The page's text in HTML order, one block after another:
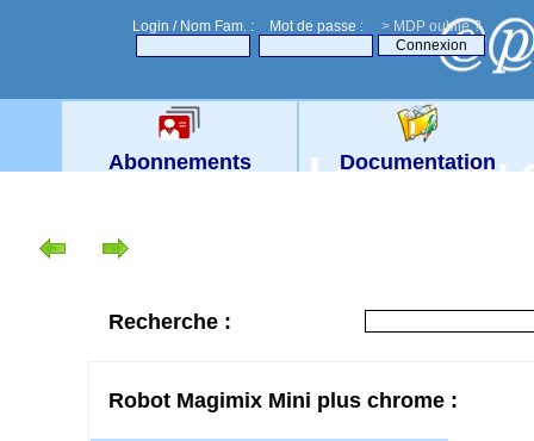
Login / Nom Fam. : Mot de passe : > MDP oublié ?
Le site du
Abonnements Documentation
Recherche :
Robot Magimix Mini plus chrome :